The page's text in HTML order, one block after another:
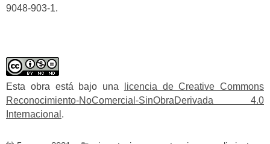
9048-903-1.
Esta obra está bajo una
licencia de Creative Commons
Reconocimiento-NoComercial-SinObraDerivada 4.0
Internacional .